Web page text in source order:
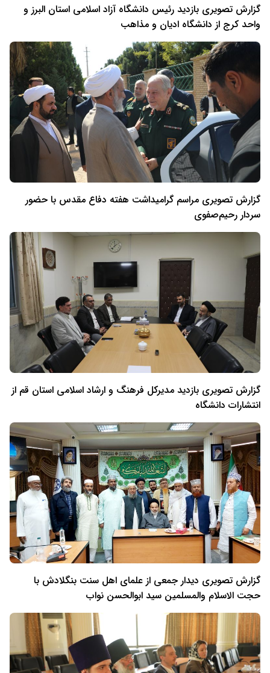
گزارش تصویری بازدید رئیس دانشگاه آزاد اسلامی استان البرز و
واحد کرج از دانشگاه ادیان و مذاهب
گزارش تصویری مراسم گرامیداشت هفته دفاع مقدس با حضور
سردار رحیم‌صفوی
گزارش تصویری بازدید مدیرکل فرهنگ و ارشاد اسلامی استان قم از
انتشارات دانشگاه
گزارش تصویری دیدار جمعی از علمای اهل سنت بنگلادش با
حجت الاسلام والمسلمین سید ابوالحسن نواب